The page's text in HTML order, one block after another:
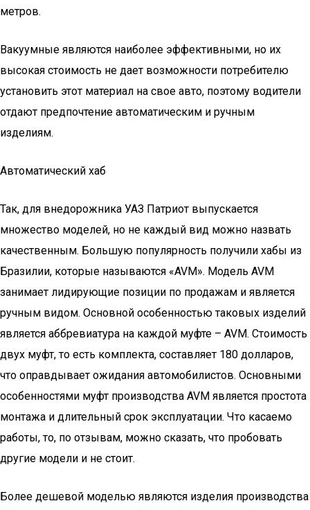
метров.
Вакуумные являются наиболее эффективными, но их
высокая стоимость не дает возможности потребителю
установить этот материал на свое авто, поэтому водители
отдают предпочтение автоматическим и ручным
изделиям.
Автоматический хаб
Так, для внедорожника УАЗ Патриот выпускается
множество моделей, но не каждый вид можно назвать
качественным. Большую популярность получили хабы из
Бразилии, которые называются «AVM». Модель AVM
занимает лидирующие позиции по продажам и является
ручным видом. Основной особенностью таковых изделий
является аббревиатура на каждой муфте – AVM. Стоимость
двух муфт, то есть комплекта, составляет 180 долларов,
что оправдывает ожидания автомобилистов. Основными
особенностями муфт производства AVM является простота
монтажа и длительный срок эксплуатации. Что касаемо
работы, то, по отзывам, можно сказать, что пробовать
другие модели и не стоит.
Более дешевой моделью являются изделия производства